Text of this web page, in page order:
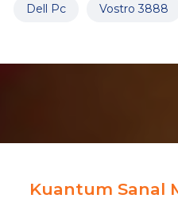
Dell Pc Vostro 3888
Kuantum Sanal